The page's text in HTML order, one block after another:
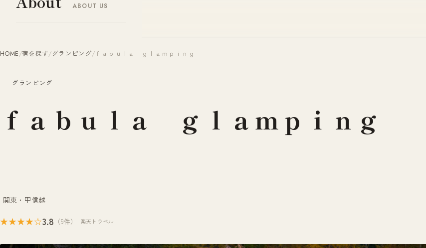
ABOUT US
HOME/宿を探す/グランピング/ ｆａｂｕｌａ ｇｌａｍｐｉｎｇ
グランピング
ｆａｂｕｌａ ｇｌａｍｐｉｎｇ
関東・甲信越
★★★★☆3.8 （9件） 楽天トラベル